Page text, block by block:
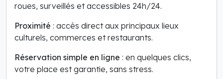
roues, surveillés et accessibles 24h/24.
Proximité : accès direct aux principaux lieux
culturels, commerces et restaurants.
Réservation simple en ligne : en quelques clics,
votre place est garantie, sans stress.